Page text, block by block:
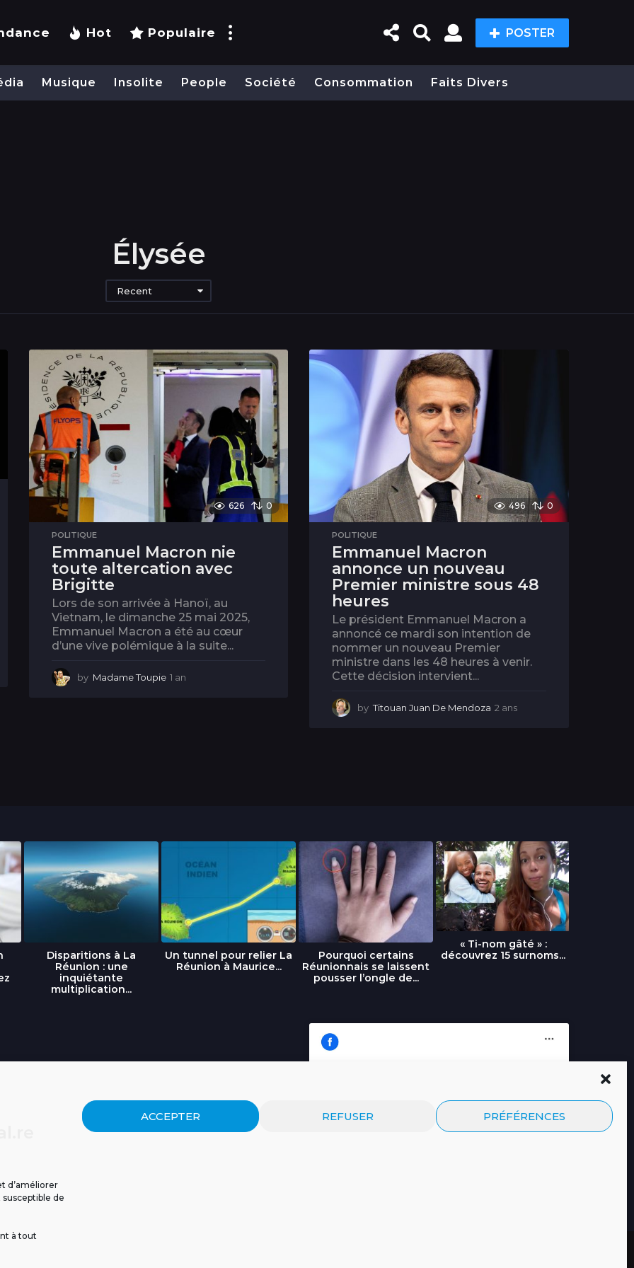
d’améliorer
de
à tout
ACCEPTER REFUSER PRÉFÉRENCES
Hot Populaire POSTER
Musique Insolite People Société Consommation Faits Divers
Élysée
Recent
626 0
POLITIQUE
Emmanuel Macron nie
toute altercation avec
Brigitte
Lors de son arrivée à Hanoï, au
Vietnam, le dimanche 25 mai 2025,
Emmanuel Macron a été au cœur
d’une vive polémique à la suite...
by Madame Toupie 1 an
496 0
POLITIQUE
Emmanuel Macron
annonce un nouveau
Premier ministre sous 48
heures
Le président Emmanuel Macron a
annoncé ce mardi son intention de
nommer un nouveau Premier
ministre dans les 48 heures à venir.
Cette décision intervient...
by Titouan Juan De Mendoza 2 ans
Disparitions à La
Réunion : une
inquiétante
multiplication...
Un tunnel pour relier La
Réunion à Maurice...
Pourquoi certains
Réunionnais se laissent
pousser l’ongle de...
« Ti-nom gâté » :
découvrez 15 surnoms...
Journal.re
Cliquez pour accepter les cookies
marketing et activer ce contenu